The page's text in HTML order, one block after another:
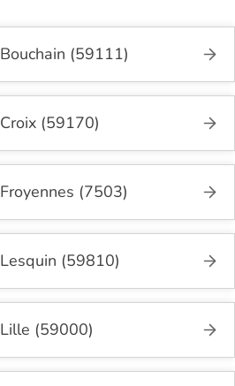
(59111)
(59170)
(7503)
(59810)
(59000)